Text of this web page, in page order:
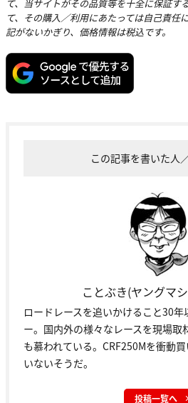
て、当サイトがその品質等を十全に保証す
て、その購入／利用にあたっては自己責
記がないかぎり、価格情報は税込です。
この記事を書いた人
ことぶき(ヤングマ
ロードレースを追いかけること30
ー。国内外の様々なレースを現場取
も慕われている。CRF250Mを衝動
いないそうだ。
投稿一覧へ